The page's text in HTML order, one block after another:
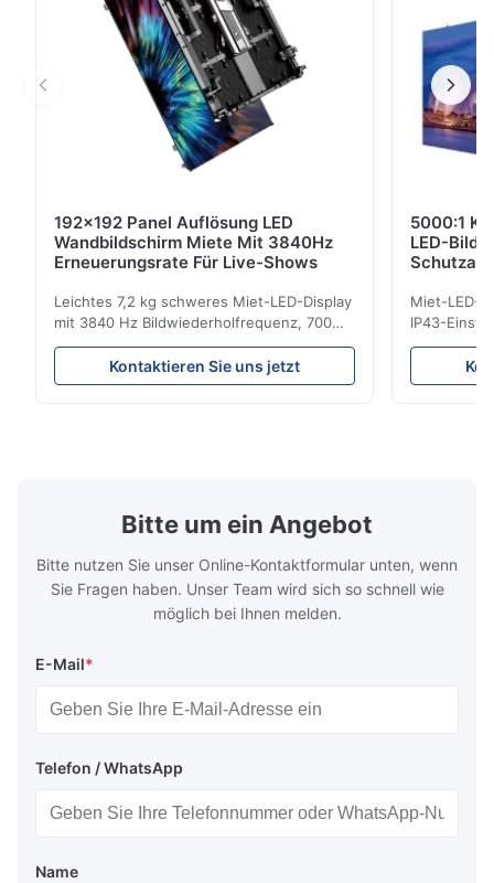
192x192 Panel Auflösung LED
Wandbildschirm Miete Mit 3840Hz
Erneuerungsrate Für Live-Shows
Leichtes 7,2 kg schweres Miet-LED-Display
mit 3840 Hz Bildwiederholfrequenz, 700
cd/m² Helligkeit und 192 x 192 Auflösung.
Ideal für Live-Events mit einfacher
Installation und globaler
Kontaktieren Sie uns jetzt
5000:1
LED-
Miet-LED-
IP43-
Haltbarkeit
Bitte um ein Angebot
Bitte nutzen Sie unser Online-Kontaktformular unten, wenn
Sie Fragen haben. Unser Team wird sich so schnell wie
möglich bei Ihnen melden.
E-Mail*
Telefon / WhatsApp
Name